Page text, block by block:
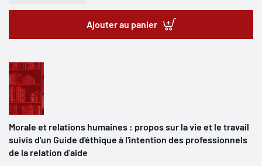
Ajouter au panier
Morale et relations humaines : propos sur la vie et le travail
suivis d'un Guide d'éthique à l'intention des professionnels
de la relation d'aide